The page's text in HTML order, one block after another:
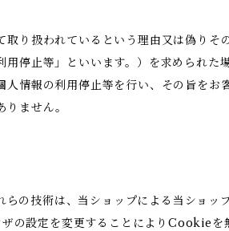
り扱われているという理由又は偽りそ
停止等」といいます。）を求められた
情報の利用停止等を行い、その旨をお
ません。
の技術は、当ショップによる当ショッ
の設定を変更することによりCookieを